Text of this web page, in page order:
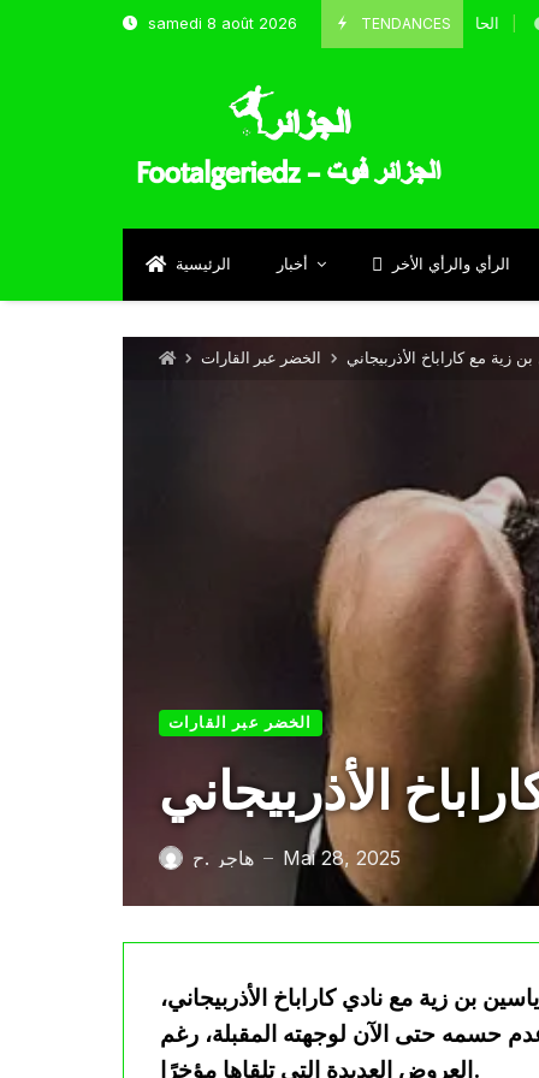
samedi 8 août 2026 TENDANCES
الحارس بوحلفاية يتحدث عن طموحاته مع المنتخب و شباب
الرئيسية أخبار الرأي والرأي الأخر
الخضر عبر القارات مع كاراباخ الأذربيجاني
الخضر عبر القارات
الأذربيجاني
هاجر .ح — Mai 28, 2025
بن زية مع نادي كاراباخ الأذربيجاني،
حسمه حتى الآن لوجهته المقبلة، رغم
العروض العديدة التي تلقاها مؤخرًا.